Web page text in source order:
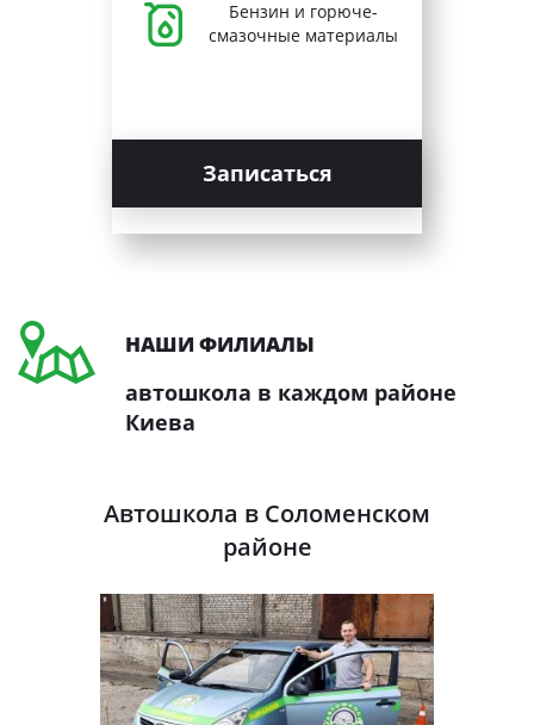
Бензин и горюче-
смазочные материалы
Записаться
НАШИ ФИЛИАЛЫ
автошкола в каждом районе
Киева
Автошкола в Соломенском
районе